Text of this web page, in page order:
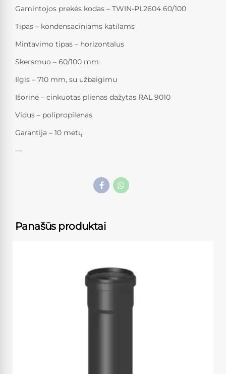
Gamintojos prekės kodas – TWIN-PL2604 60/100
Tipas – kondensaciniams katilams
Mintavimo tipas – horizontalus
Skersmuo – 60/100 mm
Ilgis – 710 mm, su užbaigimu
Išorinė – cinkuotas plienas dažytas RAL 9010
Vidus – polipropilenas
Garantija – 10 metų
—
Panašūs produktai